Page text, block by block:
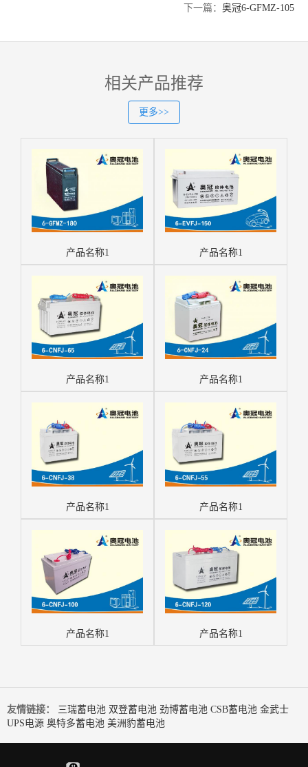
下一篇： 奥冠6-GFMZ-105
相关产品推荐
更多>>
产品名称1 产品名称1
产品名称1 产品名称1
产品名称1 产品名称1
产品名称1 产品名称1
友情链接： 三瑞蓄电池 双登蓄电池 劲博蓄电池 CSB蓄电池 金武士
UPS电源 奥特多蓄电池 美洲豹蓄电池